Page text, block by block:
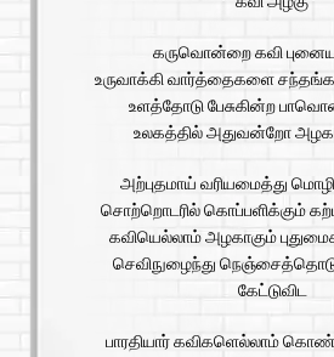
கருவொன்றை கவி புனைய
உருவாக்கி வார்த்தைகளை
உளத்தோடு பேசுகின்ற
உலகத்தில் அதுவன்றோ
அற்புதமாய் வரியமைத்து
சொற்றொடரில் கொப்பளிக்கும்
கவியெல்லாம் அழகாகும்
செவிநுழைந்து
கேட்டுவிட
பாரதியார் கவிகளெல்லாம்